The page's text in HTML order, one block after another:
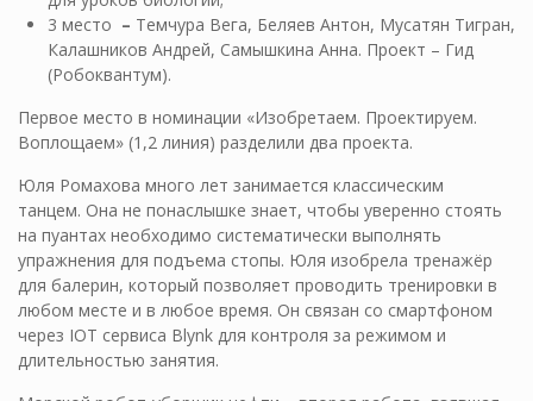
3 место – Темчура Вега, Беляев Антон, Мусатян Тигран,
Калашников Андрей, Самышкина Анна. Проект – Гид
(Робоквантум).
Первое место в номинации «Изобретаем. Проектируем.
Воплощаем» (1,2 линия) разделили два проекта.
Юля Ромахова много лет занимается классическим
танцем. Она не понаслышке знает, чтобы уверенно стоять
на пуантах необходимо систематически выполнять
упражнения для подъема стопы. Юля изобрела тренажёр
для балерин, который позволяет проводить тренировки в
любом месте и в любое время. Он связан со смартфоном
через IOT сервиса Blynk для контроля за режимом и
длительностью занятия.